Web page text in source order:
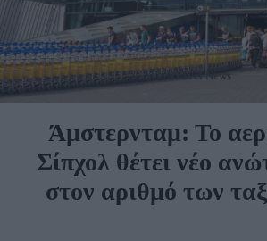
Travel News
Άμστερνταμ: Το
Σίπχολ θέτει νέο
στον αριθμό των